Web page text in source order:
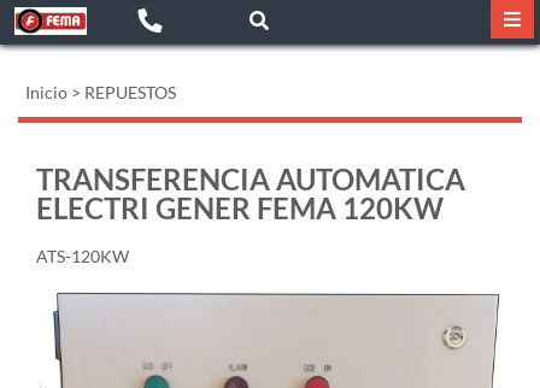
Inicio > REPUESTOS
TRANSFERENCIA AUTOMATICA
ELECTRI GENER FEMA 120KW
ATS-120KW